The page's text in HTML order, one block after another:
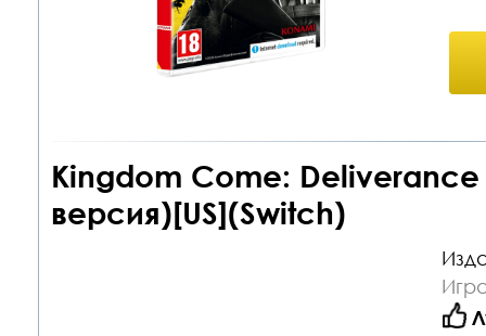
Kingdom Come:
версия)[US](Switch)